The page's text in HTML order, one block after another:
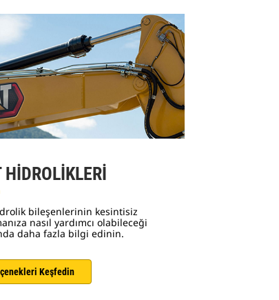
HİDROLİKLERİ
bileşenlerinin kesintisiz
nasıl yardımcı olabileceği
daha fazla bilgi edinin.
Keşfedin